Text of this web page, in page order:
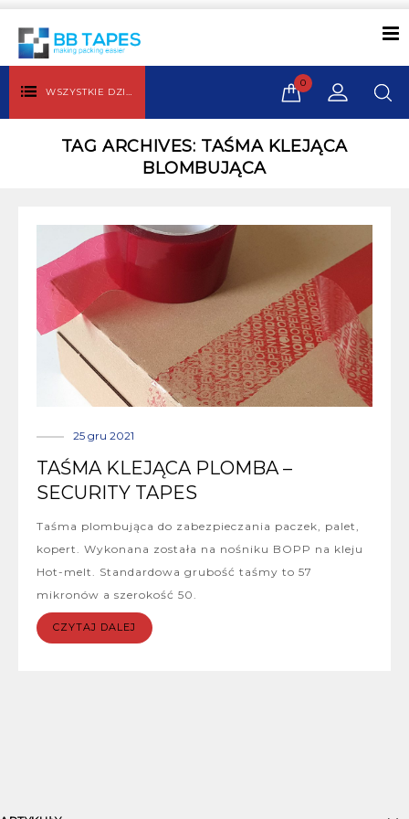
WSZYSTKIE DZIAŁY
0
TAG ARCHIVES: TAŚMA KLEJĄCA
BLOMBUJĄCA
25 gru 2021
TAŚMA KLEJĄCA PLOMBA –
SECURITY TAPES
Taśma plombująca do zabezpieczania paczek, palet,
kopert. Wykonana została na nośniku BOPP na kleju
Hot-melt. Standardowa grubość taśmy to 57
mikronów a szerokość 50.
CZYTAJ DALEJ